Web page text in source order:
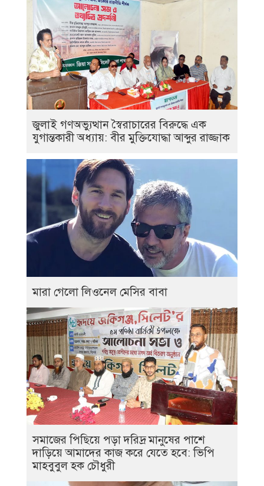
জুলাই গণঅভ্যুত্থান স্বৈরাচারের বিরুদ্ধে এক
যুগান্তকারী অধ্যায়: বীর মুক্তিযোদ্ধা আব্দুর রাজ্জাক
মারা গেলো লিওনেল মেসির বাবা
সমাজের পিছিয়ে পড়া দরিদ্র মানুষের পাশে
দাড়িয়ে আমাদের কাজ করে যেতে হবে: ভিপি
মাহবুবুল হক চৌধুরী